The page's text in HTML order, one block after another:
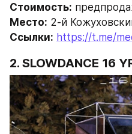
Стоимость:
Место: 2-й
Ссылки: https://t.me/
2. SLOWDANCE 16